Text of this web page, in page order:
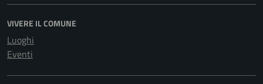
VIVERE IL COMUNE
Luoghi
Eventi